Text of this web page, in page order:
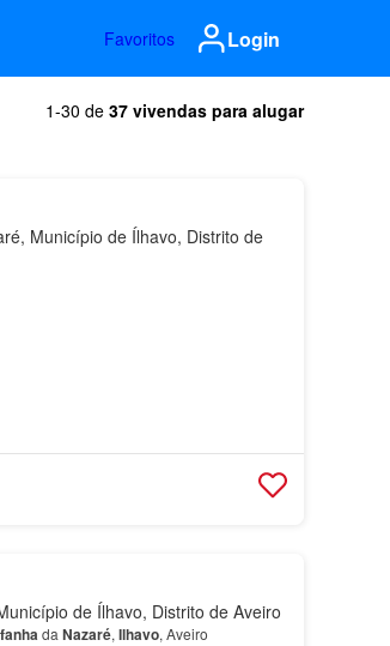
Favoritos Login
1-30 de 37 vivendas para alugar
Município de Ílhavo, Distrito de
de Ílhavo, Distrito de Aveiro
da Nazaré, Ilhavo, Aveiro